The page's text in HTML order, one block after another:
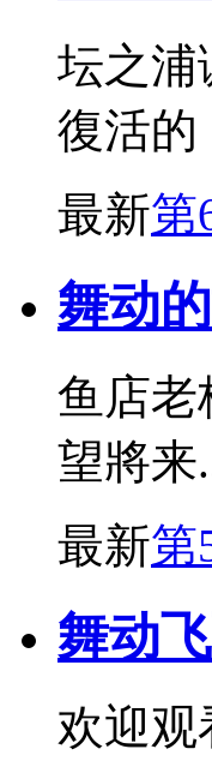
坛之浦
復活的
最新第
舞动
鱼店老
望將来
最新第
舞动
欢迎观